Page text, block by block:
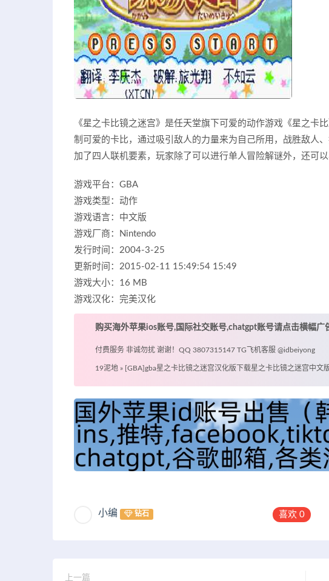
《星之卡比镜之迷宫》是任天堂旗下可爱的动作游戏《星之卡
制可爱的卡比，通过吸引敌人的力量来为自己所用，战胜敌人
加了四人联机要素，玩家除了可以进行单人冒险解谜外，还可以
游戏平台：GBA
游戏类型：动作
游戏语言：中文版
游戏厂商：Nintendo
发行时间：2004-3-25
更新时间：2015-02-11 15:49:54 15:49
游戏大小：16 MB
游戏汉化：完美汉化
购买海外苹果ios账号,国际社交账号,chatgpt账号请点击横幅广
付费服务 非诚勿扰 谢谢！QQ 3807315147 TG飞机客服 @idbeiyong
19泥地 » [GBA]gba星之卡比镜之迷宫汉化版下载星之卡比镜之迷宫中文
小编 钻石 喜欢0
上一篇